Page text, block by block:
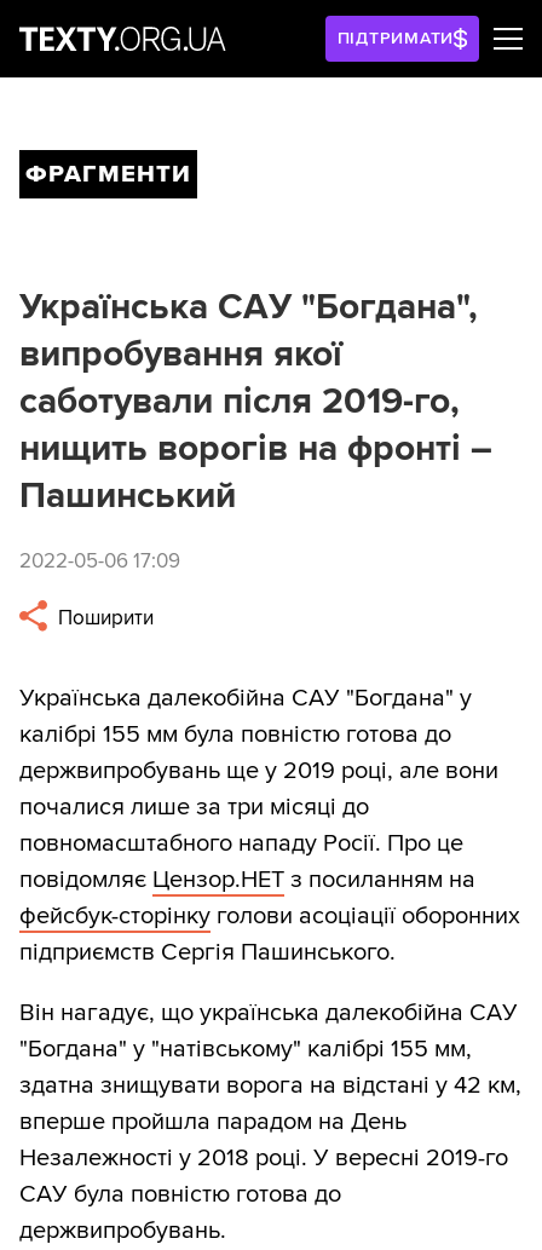
ПІДТРИМАТИ
ФРАГМЕНТИ
Українська САУ "Богдана",
випробування якої
саботували після 2019-го,
нищить ворогів на фронті –
Пашинський
2022-05-06 17:09
Поширити
Українська далекобійна САУ "Богдана" у
калібрі 155 мм була повністю готова до
держвипробувань ще у 2019 році, але вони
почалися лише за три місяці до
повномасштабного нападу Росії. Про це
повідомляє Цензор.НЕТ з посиланням на
фейсбук-сторінку голови асоціації оборонних
підприємств Сергія Пашинського.
Він нагадує, що українська далекобійна САУ
"Богдана" у "натівському" калібрі 155 мм,
здатна знищувати ворога на відстані у 42 км,
вперше пройшла парадом на День
Незалежності у 2018 році. У вересні 2019-го
САУ була повністю готова до
держвипробувань.